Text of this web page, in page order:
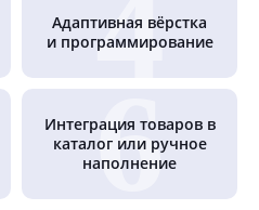
Адаптивная вёрстка
и программирование
Интеграция товаров в
каталог или ручное
наполнение